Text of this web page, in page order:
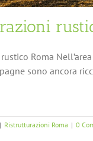
Roma
sono ancora
| Ristrutturazioni Roma | 0